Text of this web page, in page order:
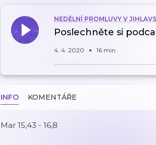
NEDĚLNÍ PROMLUVY V
Poslechněte si
4. 4. 2020 16 min
INFO KOMENTÁŘE
Mar 15,43 - 16,8